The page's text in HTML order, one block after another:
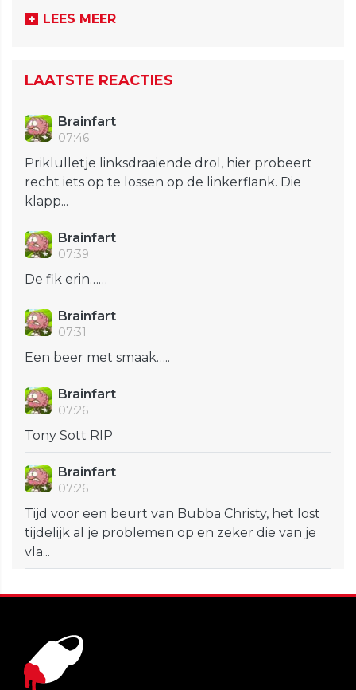
LEES MEER
LAATSTE REACTIES
Brainfart
07:46
Priklulletje linksdraaiende drol, hier probeert
recht iets op te lossen op de linkerflank. Die
klapp...
Brainfart
07:39
De fik erin……
Brainfart
07:31
Een beer met smaak…..
Brainfart
07:26
Tony Sott RIP
Brainfart
07:26
Tijd voor een beurt van Bubba Christy, het lost
tijdelijk al je problemen op en zeker die van je
vla...